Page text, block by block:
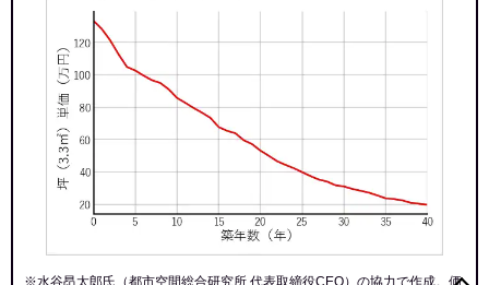
※水谷昂太郎氏（都市空間総合研究所 代表取締役CEO）の協力で作成。価